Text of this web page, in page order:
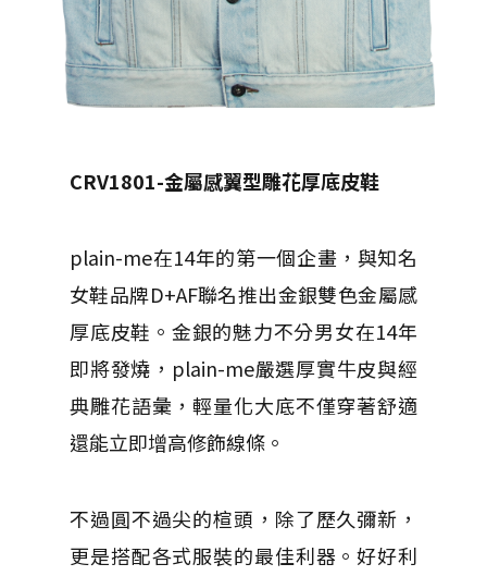
CRV1801-金屬感翼型雕花厚底皮鞋
plain-me在14年的第一個企畫，與知名
女鞋品牌D+AF聯名推出金銀雙色金屬感
厚底皮鞋。金銀的魅力不分男女在14年
即將發燒，plain-me嚴選厚實牛皮與經
典雕花語彙，輕量化大底不僅穿著舒適
還能立即增高修飾線條。
不過圓不過尖的楦頭，除了歷久彌新，
更是搭配各式服裝的最佳利器。好好利